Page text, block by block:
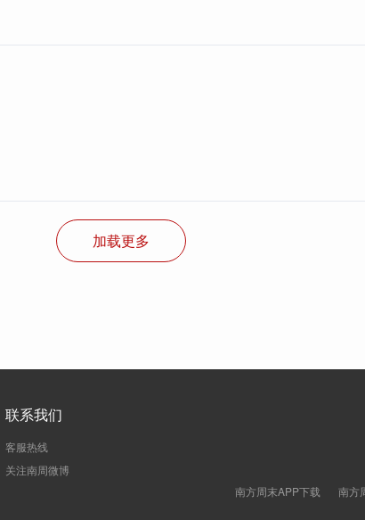
加载更多
联系我们
客服热线
关注南周微博
南方周末APP下载
南方